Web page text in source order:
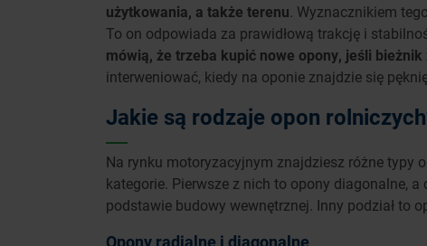
użytkowania, a także terenu . Wyznacznikiem
To on odpowiada za prawidłową trakcję i
mówią, że trzeba kupić nowe opony, jeśli
interweniować, kiedy na oponie znajdzie się
Jakie są rodzaje opon
Na rynku motoryzacyjnym znajdziesz różne typy
kategorie. Pierwsze z nich to opony diagonalne,
podstawie budowy wewnętrznej. Inny podział to
Opony radialne i diagonalne